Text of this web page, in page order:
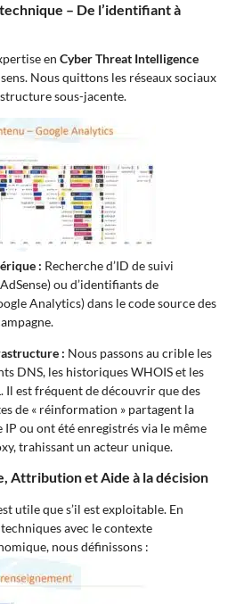
– De l’identifiant à
en Cyber Threat Intelligence
Nous quittons les réseaux sociaux
sous-jacente.
: Recherche d’ID de suivi
ou d’identifiants de
Analytics) dans le code source des
: Nous passons au crible les
DNS, les historiques WHOIS et les
Il est fréquent de découvrir que des
de « réinformation » partagent la
IP ou ont été enregistrés via le même
trahissant un acteur unique.
Attribution et Aide à la décision
utile que s’il est exploitable. En
avec le contexte
nous définissons :